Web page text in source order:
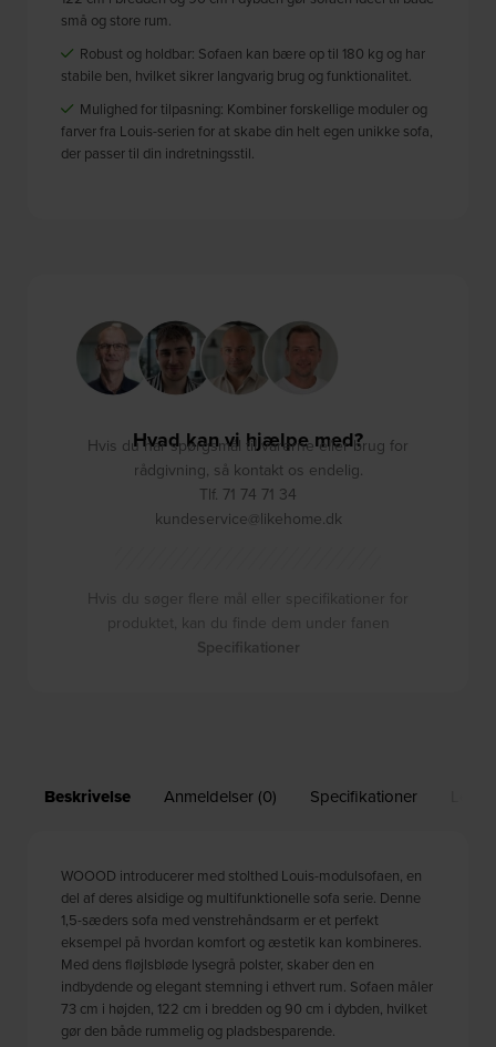
Beskrivelse Anmeldelser (0) Specifikationer
WOOOD introducerer med stolthed Louis-modulsofaen, en
del af deres alsidige og multifunktionelle sofa serie. Denne
1,5-sæders sofa med venstrehåndsarm er et perfekt
eksempel på hvordan komfort og æstetik kan kombineres.
Med dens fløjlsbløde lysegrå polster, skaber den en
indbydende og elegant stemning i ethvert rum. Sofaen måler
73 cm i højden, 122 cm i bredden og 90 cm i dybden, hvilket
gør den både rummelig og pladsbesparende.
små og store rum.
Robust og holdbar: Sofaen kan bære op til 180 kg og har
stabile ben, hvilket sikrer langvarig brug og funktionalitet.
Mulighed for tilpasning: Kombiner forskellige moduler og
farver fra Louis-serien for at skabe din helt egen unikke sofa,
der passer til din indretningsstil.
Hvad kan vi hjælpe med?
Hvis du har spørgsmål til varerne eller brug for
rådgivning, så kontakt os endelig.
Tlf. 71 74 71 34
kundeservice@likehome.dk
Hvis du søger flere mål eller specifikationer for
produktet, kan du finde dem under fanen
Specifikationer